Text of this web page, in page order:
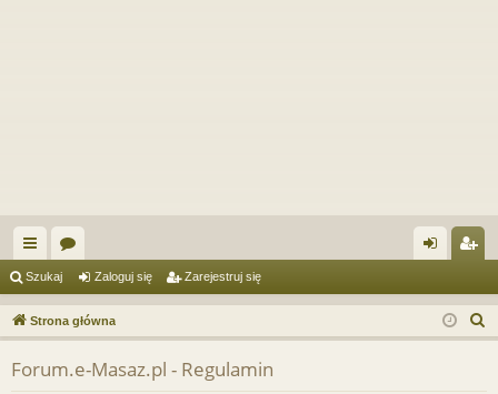
ię
ce
j
…
or
a og
uj
ej
es
Szukaj Zaloguj się Zarejestruj się
Strona główna
z
Forum.e-Masaz.pl - Regulamin